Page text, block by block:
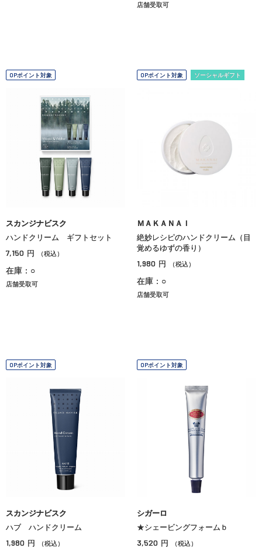
店舗受取可
OPポイント対象
スカンジナビスク
ハンドクリーム ギフトセット
7,150 円 （税込）
在庫：○
店舗受取可
OPポイント対象 ソーシャルギフト
ＭＡＫＡＮＡＩ
絶妙レシピのハンドクリーム（目
覚めるゆずの香り）
1,980 円 （税込）
在庫：○
店舗受取可
OPポイント対象
スカンジナビスク
ハブ ハンドクリーム
1,980 円 （税込）
OPポイント対象
シガーロ
★シェービングフォームｂ
3,520 円 （税込）